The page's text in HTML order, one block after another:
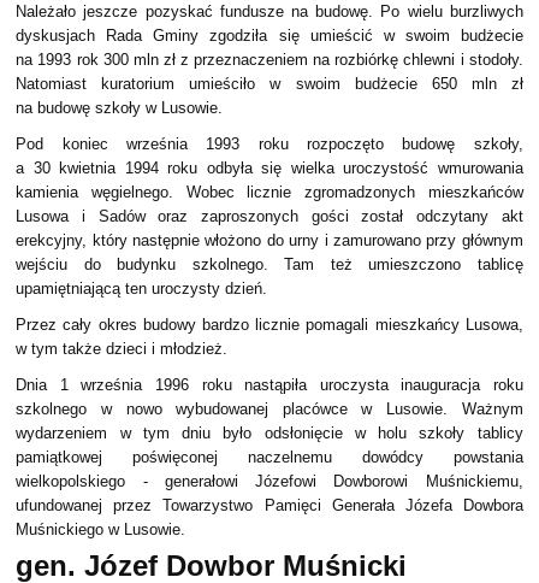
Należało jeszcze pozyskać fundusze na budowę. Po wielu burzliwych
dyskusjach Rada Gminy zgodziła się umieścić w swoim budżecie
na 1993 rok 300 mln zł z przeznaczeniem na rozbiórkę chlewni i stodoły.
Natomiast kuratorium umieściło w swoim budżecie 650 mln zł
na budowę szkoły w Lusowie.
Pod koniec września 1993 roku rozpoczęto budowę szkoły,
a 30 kwietnia 1994 roku odbyła się wielka uroczystość wmurowania
kamienia węgielnego. Wobec licznie zgromadzonych mieszkańców
Lusowa i Sadów oraz zaproszonych gości został odczytany akt
erekcyjny, który następnie włożono do urny i zamurowano przy głównym
wejściu do budynku szkolnego. Tam też umieszczono tablicę
upamiętniającą ten uroczysty dzień.
Przez cały okres budowy bardzo licznie pomagali mieszkańcy Lusowa,
w tym także dzieci i młodzież.
Dnia 1 września 1996 roku nastąpiła uroczysta inauguracja roku
szkolnego w nowo wybudowanej placówce w Lusowie. Ważnym
wydarzeniem w tym dniu było odsłonięcie w holu szkoły tablicy
pamiątkowej poświęconej naczelnemu dowódcy powstania
wielkopolskiego - generałowi Józefowi Dowborowi Muśnickiemu,
ufundowanej przez Towarzystwo Pamięci Generała Józefa Dowbora
Muśnickiego w Lusowie.
gen. Józef Dowbor Muśnicki